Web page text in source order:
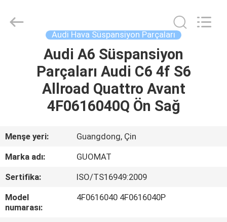
ÜRÜN:%
HAKKIMIZDA
TURU
Audi Hava Süspansiyon Parçaları
Audi A6 Süspansiyon
Parçaları Audi C6 4f S6
Allroad Quattro Avant
4F0616040Q Ön Sağ
Menşe yeri:
Guangdong, Çin
Marka adı:
GUOMAT
Sertifika:
ISO/TS16949:2009
Model
numarası:
4F0616040 4F0616040P